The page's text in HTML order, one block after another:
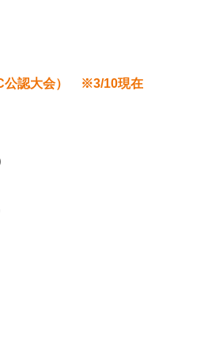
公認大会） ※3/10現在